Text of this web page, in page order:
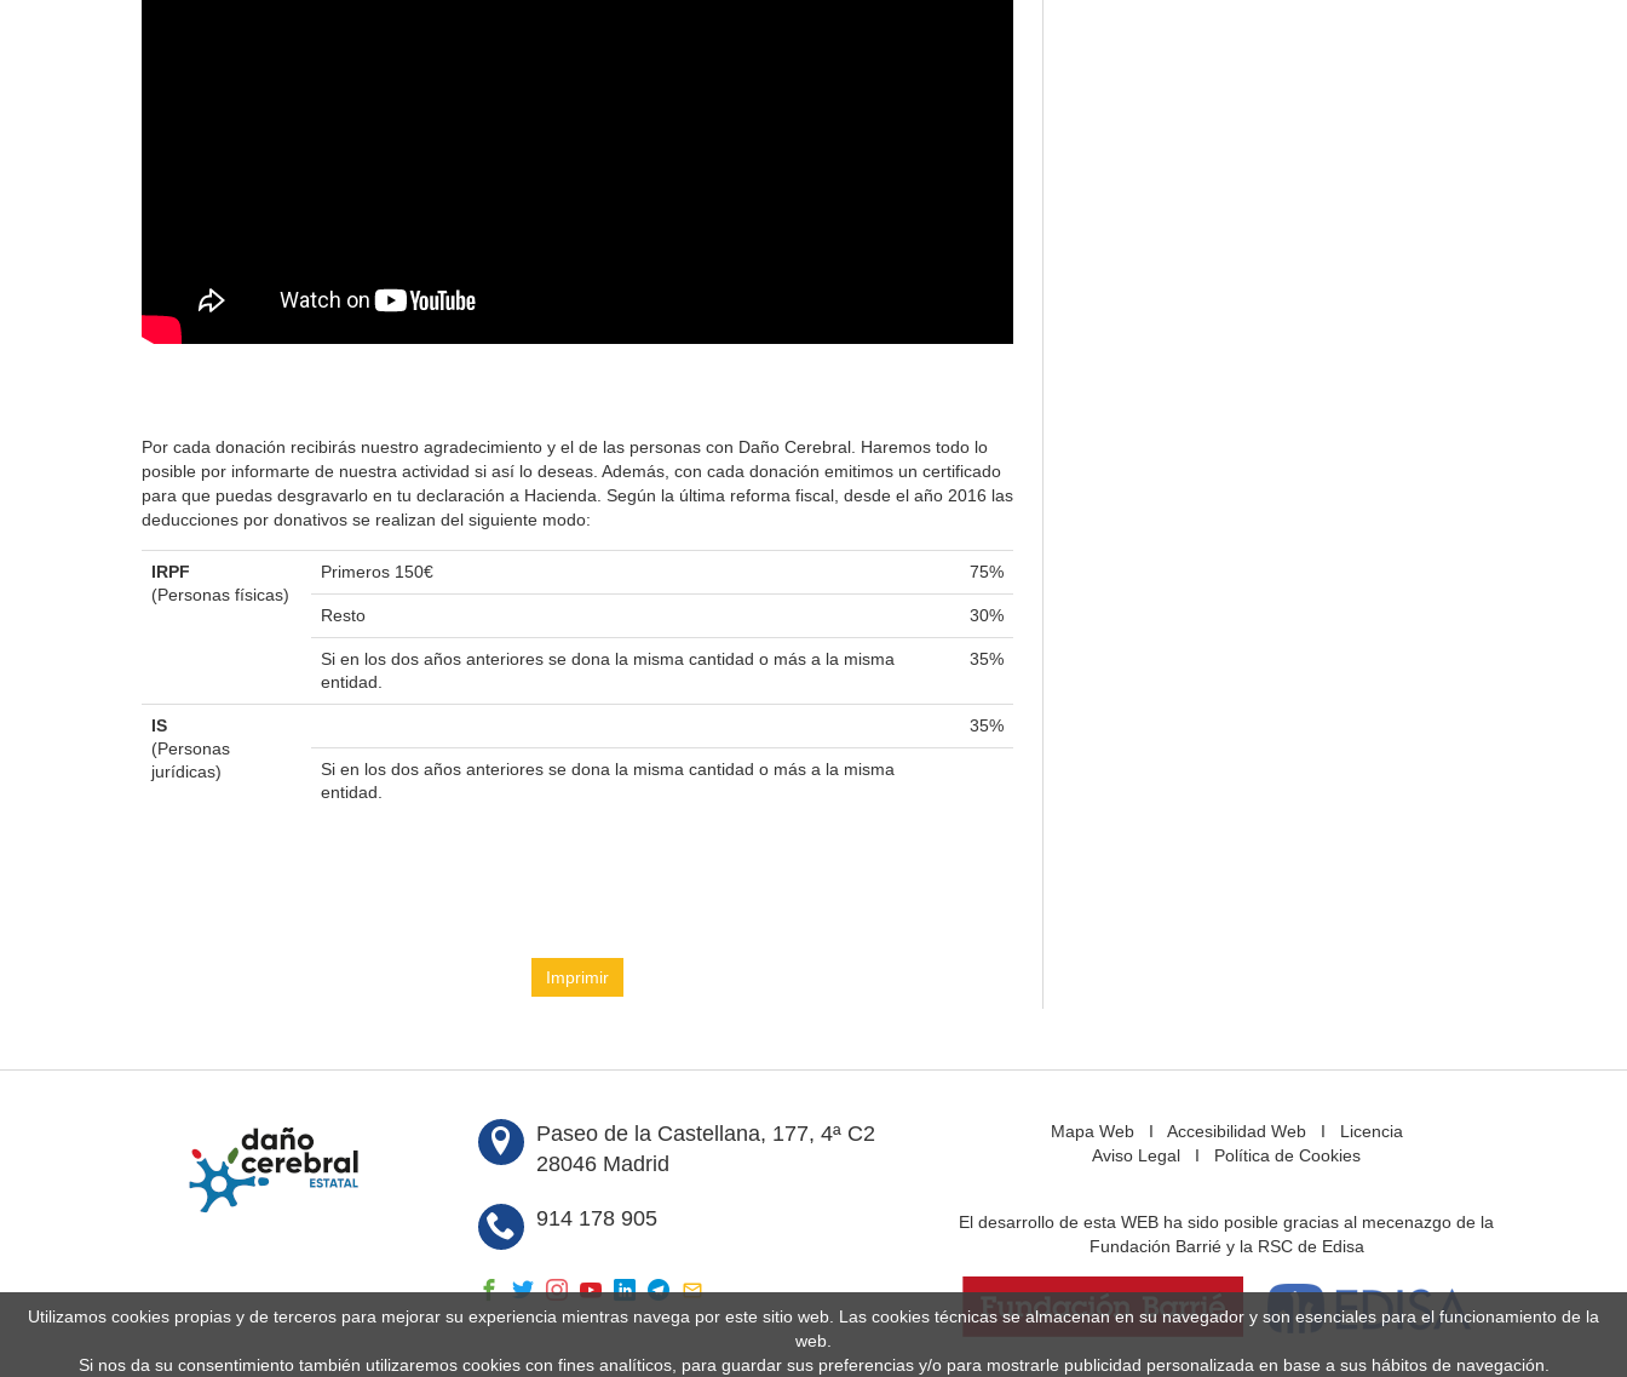
Por cada donación recibirás nuestro agradecimiento y el de las personas con Daño Cerebral. Haremos todo lo
posible por informarte de nuestra actividad si así lo deseas. Además, con cada donación emitimos un certificado
para que puedas desgravarlo en tu declaración a Hacienda. Según la última reforma fiscal, desde el año 2016 las
deducciones por donativos se realizan del siguiente modo:
IRPF
(Personas físicas)
Primeros 150€ 75%
Resto 30%
Si en los dos años anteriores se dona la misma cantidad o más a la misma
entidad.
35%
IS
(Personas
jurídicas)
35%
Si en los dos años anteriores se dona la misma cantidad o más a la misma
entidad.
Imprimir
Paseo de la Castellana, 177, 4ª C2
28046 Madrid
914 178 905
Mapa WebI Accesibilidad WebI Licencia
Aviso Legal I Política de Cookies
El desarrollo de esta WEB ha sido posible gracias al mecenazgo de la
Fundación Barrié y la RSC de Edisa
Utilizamos cookies propias y de terceros para mejorar su experiencia mientras navega por este sitio web. Las cookies técnicas se almacenan en su navegador y son esenciales para el funcionamiento de la
web.
Si nos da su consentimiento también utilizaremos cookies con fines analíticos, para guardar sus preferencias y/o para mostrarle publicidad personalizada en base a sus hábitos de navegación.